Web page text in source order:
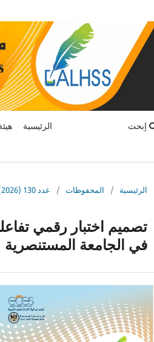
الرئيسية إبحث
الرئيسية / المحفوظات / عدد 130 (2026)
تصميم اختبار رقمي
في الجامعة المستنصرية